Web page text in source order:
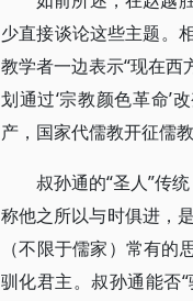
少直接谈论这些主题。
教学者一边表示“现在
划通过‘宗教颜色革命’
产，国家代儒教开征儒教
叔孙通的“圣人”传
称他之所以与时俱进，
（不限于儒家）常有
驯化君主。叔孙通能否